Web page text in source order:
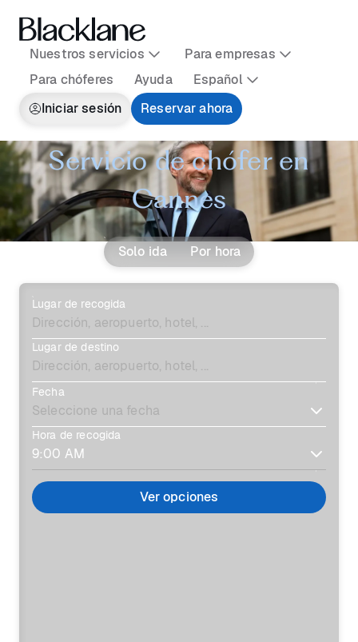
Nuestros servicios
Para empresas
Para chóferes
Ayuda
Español
Iniciar sesión
Reservar ahora
Servicio de chófer en
Cannes
Solo ida Por hora
Lugar de recogida
Lugar de destino
Fecha
Hora de recogida
Ver opciones